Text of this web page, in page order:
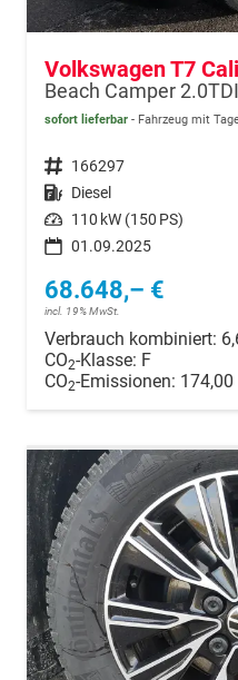
Volkswagen T7
Beach Camper
sofort lieferbar Fahrzeug mit
Fahrzeugnr. 166297
Kraftstoff Diesel
Leistung 110 kW (150 PS)
01.09.2025
68.648,– €
incl. 19% MwSt.
Verbrauch kombiniert:
CO2-Klasse: F
CO2-Emissionen: